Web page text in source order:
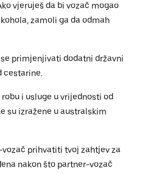
vjeruješ da bi vozač mogao
zamoli ga da odmah
primjenjivati dodatni državni
cestarine.
i usluge u vrijednosti od
su izražene u australskim
prihvatiti tvoj zahtjev za
nakon što partner-vozač